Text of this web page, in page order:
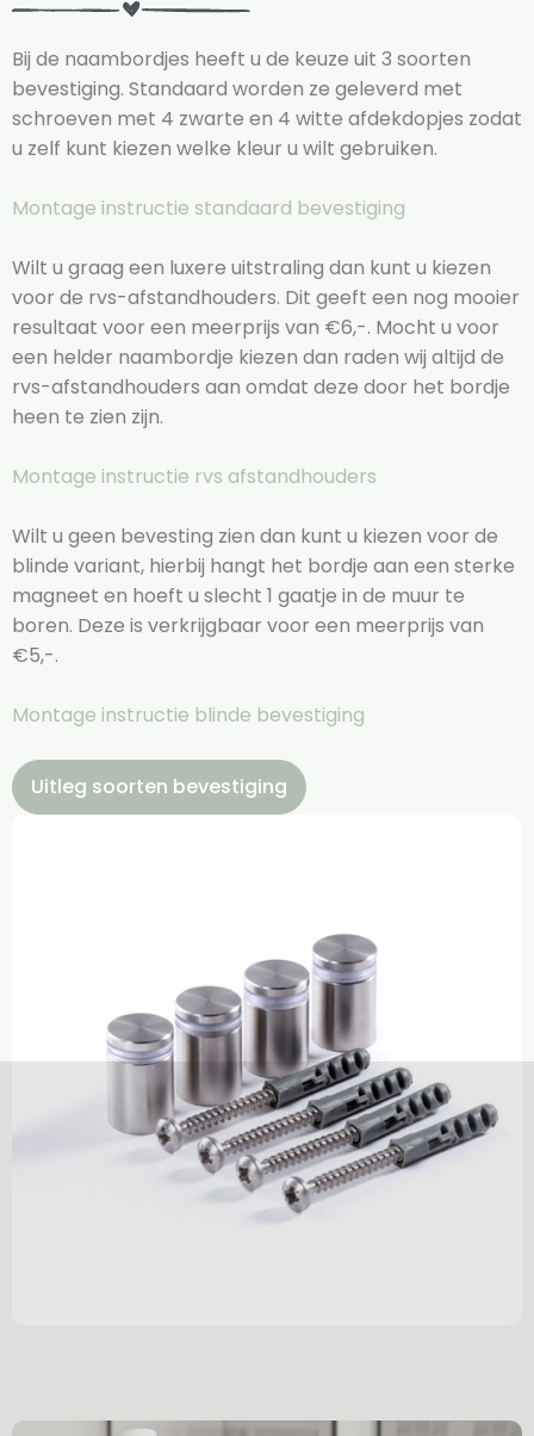
Bij de naambordjes heeft u de keuze uit 3 soorten
bevestiging. Standaard worden ze geleverd met
schroeven met 4 zwarte en 4 witte afdekdopjes zodat
u zelf kunt kiezen welke kleur u wilt gebruiken.
Montage instructie standaard bevestiging
Wilt u graag een luxere uitstraling dan kunt u kiezen
voor de rvs-afstandhouders. Dit geeft een nog mooier
resultaat voor een meerprijs van €6,-. Mocht u voor
een helder naambordje kiezen dan raden wij altijd de
rvs-afstandhouders aan omdat deze door het bordje
heen te zien zijn.
Montage instructie rvs afstandhouders
Wilt u geen bevesting zien dan kunt u kiezen voor de
blinde variant, hierbij hangt het bordje aan een sterke
magneet en hoeft u slecht 1 gaatje in de muur te
boren. Deze is verkrijgbaar voor een meerprijs van
€5,-.
Montage instructie blinde bevestiging
Uitleg soorten bevestiging